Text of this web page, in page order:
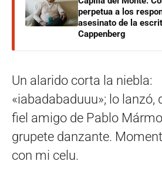
perpetua a los
asesinato de la
Cappenberg
Un alarido corta la niebla:
«iabadabaduuu»; lo lanzó,
fiel amigo de Pablo
grupete danzante.
con mi celu.